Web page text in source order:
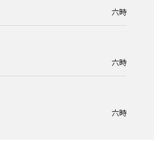
六時
六時
六時